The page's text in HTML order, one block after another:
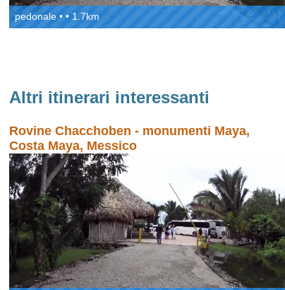
pedonale • • 1.7km
Altri itinerari interessanti
Rovine Chacchoben - monumenti Maya,
Costa Maya, Messico